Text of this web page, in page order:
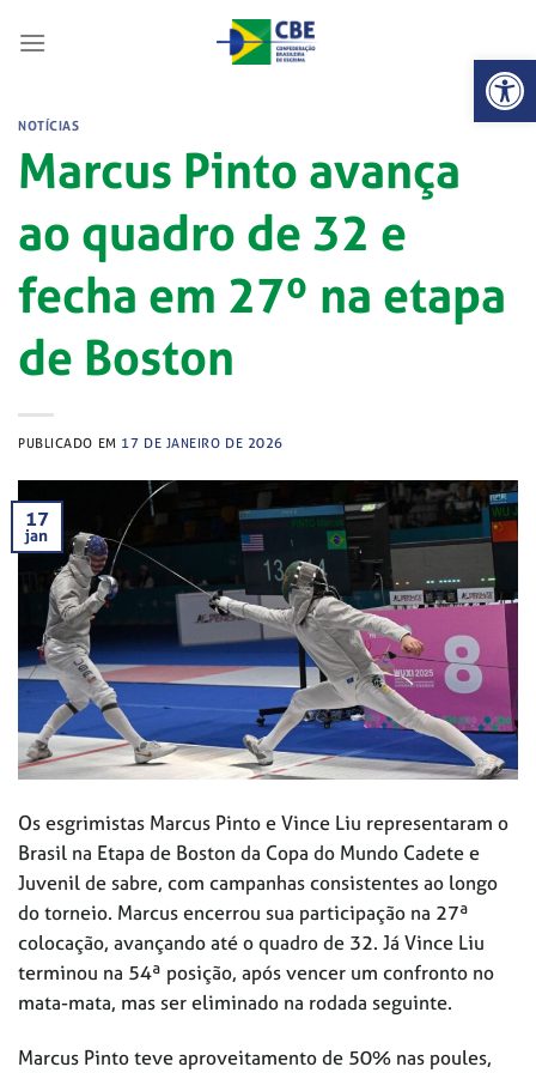
Abrir
NOTÍCIAS
Marcus Pinto avança
ao quadro de 32 e
fecha em 27º na etapa
de Boston
PUBLICADO EM 17 DE JANEIRO DE 2026
17
jan
Os esgrimistas Marcus Pinto e Vince Liu representaram o
Brasil na Etapa de Boston da Copa do Mundo Cadete e
Juvenil de sabre, com campanhas consistentes ao longo
do torneio. Marcus encerrou sua participação na 27ª
colocação, avançando até o quadro de 32. Já Vince Liu
terminou na 54ª posição, após vencer um confronto no
mata-mata, mas ser eliminado na rodada seguinte.
Marcus Pinto teve aproveitamento de 50% nas poules,